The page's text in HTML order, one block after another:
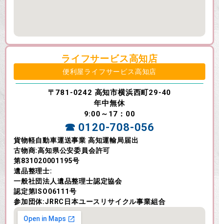
ライフサービス高知店
便利屋ライフサービス高知店
〒781-0242 高知市横浜西町29-40
年中無休
9:00～17：00
☎ 0120-708-056
貨物軽自動車運送事業 高知運輸局届出
古物商:高知県公安委員会許可
第831020001195号
遺品整理士:
一般社団法人遺品整理士認定協会
認定第ISO06111号
参加団体:JRRC日本ユースリサイクル事業組合